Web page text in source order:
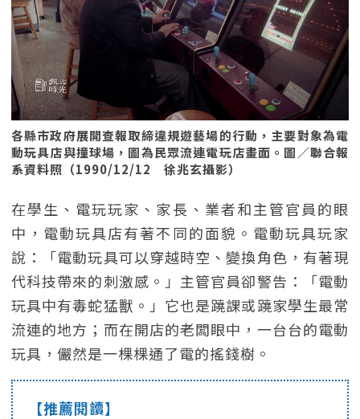
各縣市政府展開查報取締違規遊藝場的行動，主要對象為電
動玩具店與撞球場，圖為民眾流連電玩店畫面。圖／聯合報
系資料照（1990/12/12 徐兆玄攝影）
在學生、電玩玩家、家長、業者和主管官員的眼
中，電動玩具店有著不同的面貌。電動玩具玩家
說：「電動玩具可以穿越時空、變換角色，有著現
代科技帶來的刺激感。」主管官員卻警告：「電動
玩具中有毒蛇猛獸。」它也是蹺課或蹺家學生最常
流連的地方；而在開店的老闆眼中，一台台的電動
玩具，儼然是一棵棵通了電的搖錢樹。
【推薦閱讀】